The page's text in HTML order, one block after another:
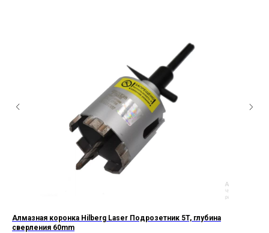
Алмазная коронка Hilberg Laser Подрозетник 5T, глубина
сверления 60mm